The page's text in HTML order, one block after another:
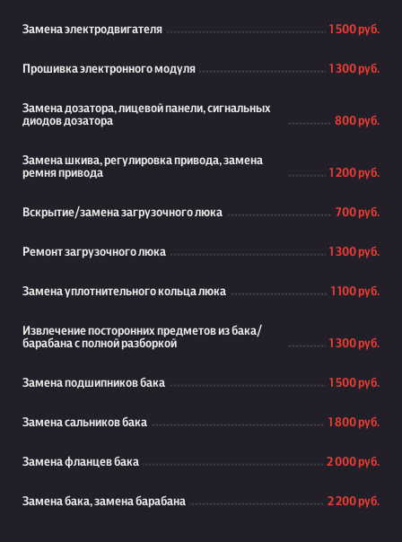
Замена электродвигателя 1 500 руб.
Прошивка электронного модуля 1 300 руб.
Замена дозатора, лицевой панели, сигнальных
диодов дозатора
800 руб.
Замена шкива, регулировка привода, замена
ремня привода
1 200 руб.
Вскрытие/замена загрузочного люка 700 руб.
Ремонт загрузочного люка 1 300 руб.
Замена уплотнительного кольца люка 1 100 руб.
Извлечение посторонних предметов из бака/
барабана с полной разборкой
1 300 руб.
Замена подшипников бака 1 500 руб.
Замена сальников бака 1 800 руб.
Замена фланцев бака 2 000 руб.
Замена бака, замена барабана 2 200 руб.